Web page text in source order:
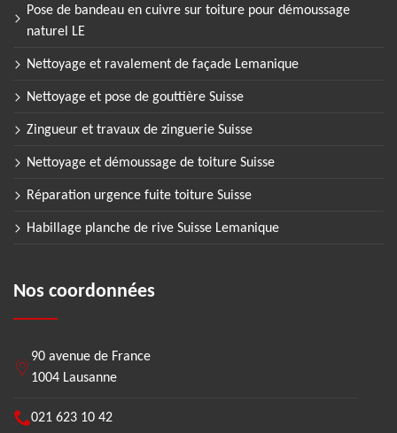
Pose de bandeau en cuivre sur toiture pour démoussage
naturel LE
Nettoyage et ravalement de façade Lemanique
Nettoyage et pose de gouttière Suisse
Zingueur et travaux de zinguerie Suisse
Nettoyage et démoussage de toiture Suisse
Réparation urgence fuite toiture Suisse
Habillage planche de rive Suisse Lemanique
Nos coordonnées
90 avenue de France
1004 Lausanne
021 623 10 42